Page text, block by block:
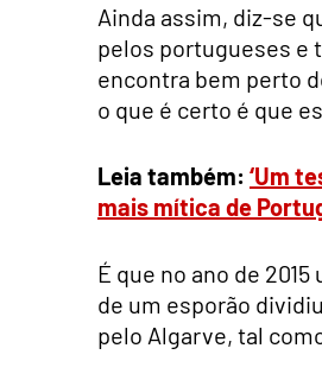
Ainda assim, diz-se
pelos portugueses e
encontra bem perto
o que é certo é que
Leia também: ‘Um
mais mítica de
É que no ano de
de um esporão
pelo Algarve, tal